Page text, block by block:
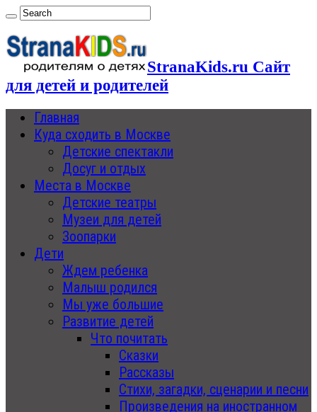
StranaKids.ru Сайт
для детей и родителей
Главная
Куда сходить в Москве
Детские спектакли
Досуг и отдых
Места в Москве
Детские театры
Музеи для детей
Зоопарки
Дети
Ждем ребенка
Малыш родился
Мы уже большие
Развитие детей
Что почитать
Сказки
Рассказы
Стихи, загадки, сценарии и песни
Произведения на иностранном